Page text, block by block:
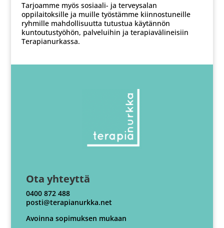
Tarjoamme myös sosiaali- ja terveysalan
oppilaitoksille ja muille työstämme kiinnostuneille
ryhmille mahdollisuutta tutustua käytännön
kuntoutustyöhön, palveluihin ja terapiavälineisiin
Terapianurkassa.
Ota yhteyttä
0400 872 488
posti@terapianurkka.net
Avoinna sopimuksen mukaan